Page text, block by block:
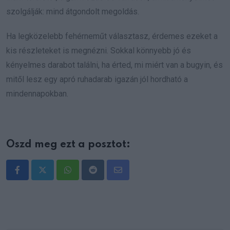
szolgálják: mind átgondolt megoldás.
Ha legközelebb fehérneműt választasz, érdemes ezeket a
kis részleteket is megnézni. Sokkal könnyebb jó és
kényelmes darabot találni, ha érted, mi miért van a bugyin, és
mitől lesz egy apró ruhadarab igazán jól hordható a
mindennapokban.
Oszd meg ezt a posztot:
WhatsappRedditShare